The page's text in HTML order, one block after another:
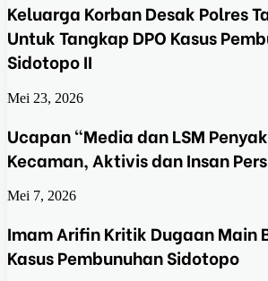
Keluarga Korban Desak Polres
Untuk Tangkap DPO Kasus
Sidotopo II
Mei 23, 2026
Ucapan “Media dan LSM
Kecaman, Aktivis dan Insan
Mei 7, 2026
Imam Arifin Kritik Dugaan Main
Kasus Pembunuhan Sidotopo